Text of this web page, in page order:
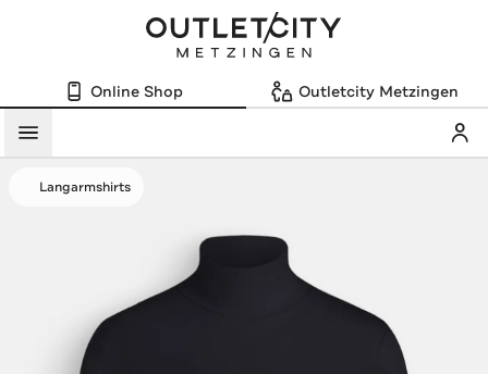
Online Shop Outletcity Metzingen
Menü
Langarmshirts